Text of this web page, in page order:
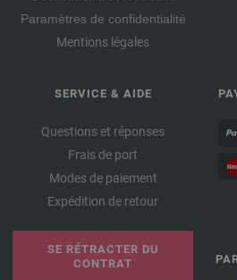
Paramètres de confidentialité
Mentions légales
SERVICE & AIDE
Questions et réponses
Frais de port
Modes de paiement
Expédition de retour
SE RÉTRACTER DU
CONTRAT